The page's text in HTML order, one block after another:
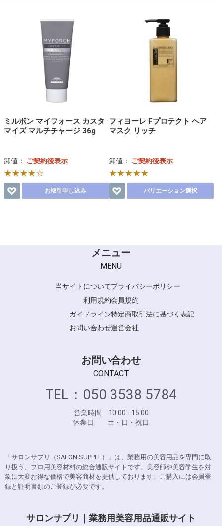
ミルボン マイフォース カスタ
マイズ マルチチャージ 36g
卸値： ご契約後表示
★★★★☆
お取引申し込み
フィヨーレ Fプロテクト ヘア
マスク リッチ
卸値： ご契約後表示
★★★★★
バリエーション選択
メニュー
MENU
当サイトについてプライバシーポリシー
利用規約会員規約
ガイドライン特定商取引法に基づく表記
お問い合わせ運営会社
お問い合わせ
CONTACT
TEL：050 3538 5784
営業時間 10:00 - 15:00
休業日 土・日・祝日
「サロンサプリ（SALON SUPPLE）」は、業務用の美容用品を専門に取
り扱う、プロ用美容材料の総合通販サイトです。美容師や美容学生を対
象に大変お得な価格で美容商材を提供しております。ご購入には会員登
録と証明書類のご登録が必要です。
サロンサプリ｜業務用美容用品通販サイト